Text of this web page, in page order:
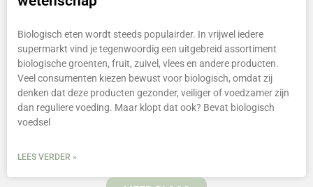
Biologisch eten wordt steeds populairder. In vrijwel iedere
supermarkt vind je tegenwoordig een uitgebreid assortiment
biologische groenten, fruit, zuivel, vlees en andere producten.
Veel consumenten kiezen bewust voor biologisch, omdat zij
denken dat deze producten gezonder, veiliger of voedzamer zijn
dan reguliere voeding. Maar klopt dat ook? Bevat biologisch
voedsel
LEES VERDER »